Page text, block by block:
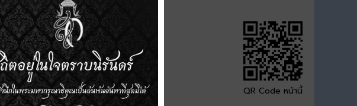
QR Code หน้านี้